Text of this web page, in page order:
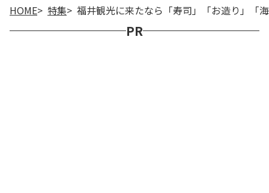
HOME 特集 福井観光に来たなら「寿司」「お造り」「
PR